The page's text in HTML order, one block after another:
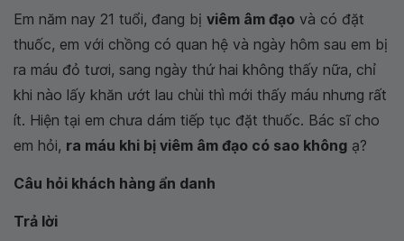
Em năm nay 21 tuổi, đang bị viêm âm đạo và có đặt
thuốc, em với chồng có quan hệ và ngày hôm sau em bị
ra máu đỏ tươi, sang ngày thứ hai không thấy nữa, chỉ
khi nào lấy khăn ướt lau chùi thì mới thấy máu nhưng rất
ít. Hiện tại em chưa dám tiếp tục đặt thuốc. Bác sĩ cho
em hỏi, ra máu khi bị viêm âm đạo có sao không ạ?
Câu hỏi khách hàng ẩn danh
Trả lời